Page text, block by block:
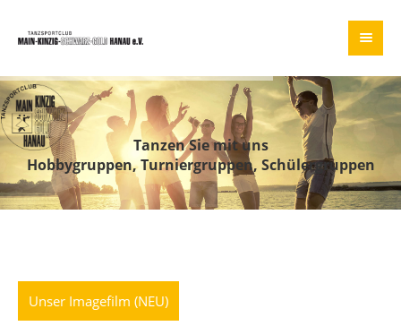
Tanzen Sie mit uns
Hobbygruppen, Turniergruppen, Schülergruppen
Unser Imagefilm (NEU)